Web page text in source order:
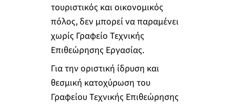
τουριστικός και οικονομικός
πόλος, δεν μπορεί να παραμένει
χωρίς Γραφείο Τεχνικής
Επιθεώρησης Εργασίας.
Για την οριστική ίδρυση και
θεσμική κατοχύρωση του
Γραφείου Τεχνικής Επιθεώρησης